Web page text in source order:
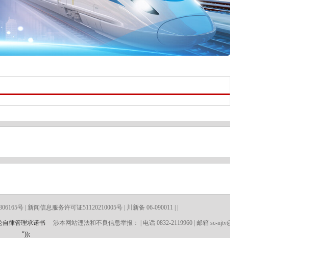
号 | 新闻信息服务许可证51120210005号 | 川新备 06-090011 | |
自律管理承诺书涉本网站违法和不良信息举报： | 电话 0832-2119960 | 邮箱 sc-njtv@qq.com
"));